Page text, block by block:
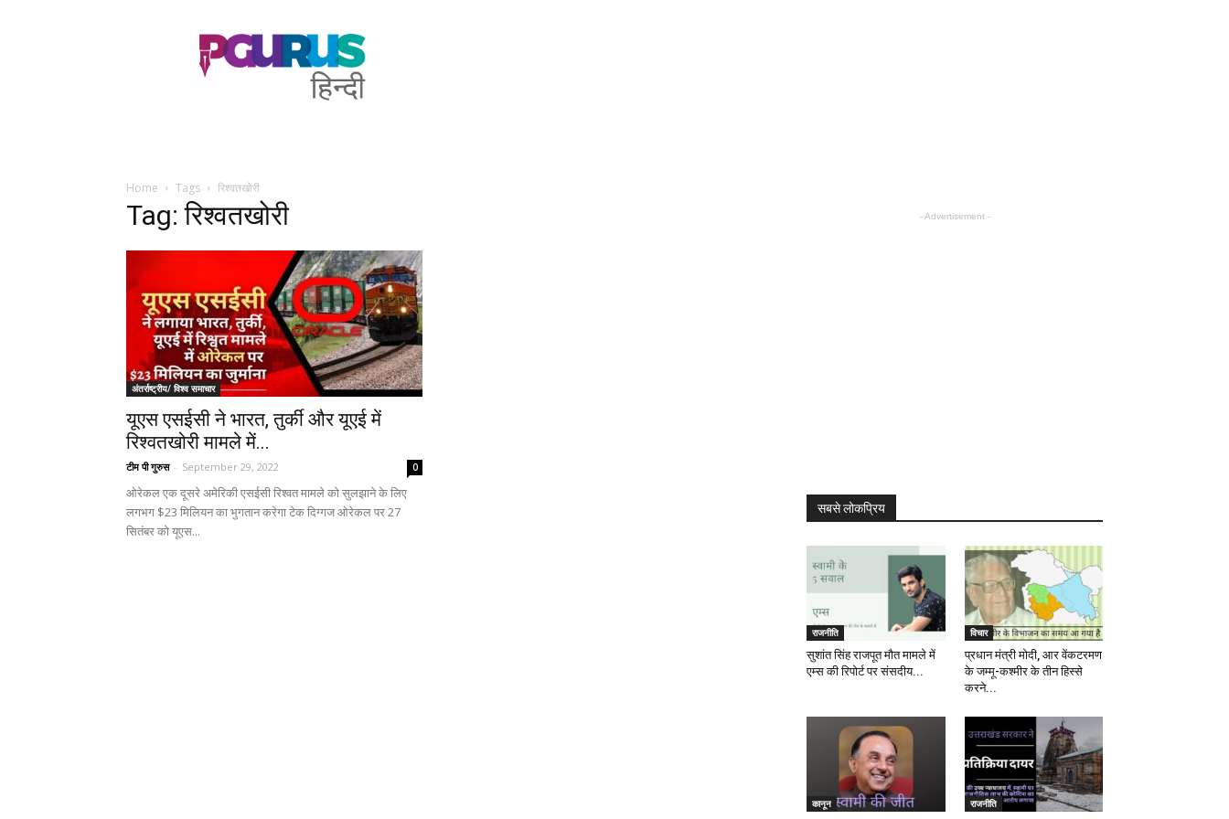
PGurus
Hindi
Home Tags रिश्वतखोरी
Tag: रिश्वतखोरी
अंतर्राष्ट्रीय/ विश्व समाचार
यूएस एसईसी ने भारत, तुर्की और यूएई में
रिश्वतखोरी मामले में...
टीम पी गुरुस - September 29, 2022 0
ओरेकल एक दूसरे अमेरिकी एसईसी रिश्वत मामले को सुलझाने के लिए
लगभग $23 मिलियन का भुगतान करेगा टेक दिग्गज ओरेकल पर 27
सितंबर को यूएस...
- Advertisement -
सबसे लोकप्रिय
राजनीति
सुशांत सिंह राजपूत मौत मामले में
एम्स की रिपोर्ट पर संसदीय...
विचार
प्रधान मंत्री मोदी, आर वेंकटरमण
के जम्मू-कश्मीर के तीन हिस्से
करने...
कानून राजनीति